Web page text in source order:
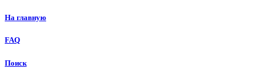
На главную
FAQ
Поиск